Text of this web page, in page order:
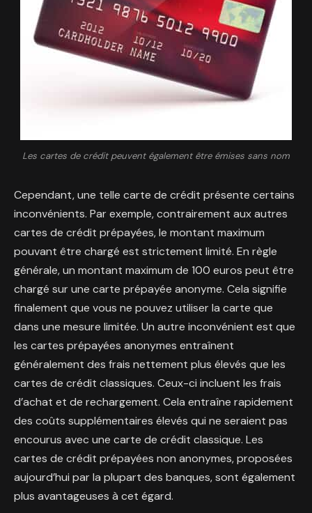
Les cartes de crédit peuvent également être émises sans nom
Cependant, une telle carte de crédit présente certains
inconvénients. Par exemple, contrairement aux autres
cartes de crédit prépayées, le montant maximum
pouvant être chargé est strictement limité. En règle
générale, un montant maximum de 100 euros peut être
chargé sur une carte prépayée anonyme. Cela signifie
finalement que vous ne pouvez utiliser la carte que
dans une mesure limitée. Un autre inconvénient est que
les cartes prépayées anonymes entraînent
généralement des frais nettement plus élevés que les
cartes de crédit classiques. Ceux-ci incluent les frais
d’achat et de rechargement. Cela entraîne rapidement
des coûts supplémentaires élevés qui ne seraient pas
encourus avec une carte de crédit classique. Les
cartes de crédit prépayées non anonymes, proposées
aujourd’hui par la plupart des banques, sont également
plus avantageuses à cet égard.